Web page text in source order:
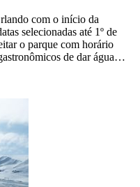
com o início da
selecionadas até 1º de
o parque com horário
de dar água…